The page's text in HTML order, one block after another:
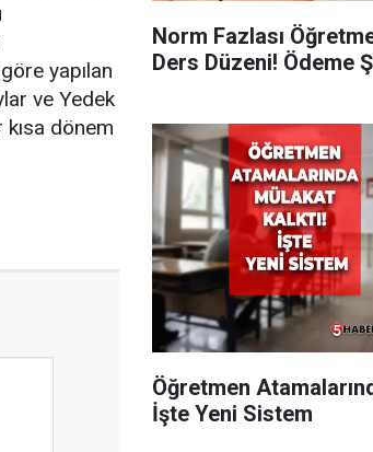
yapılan
ve Yedek
dönem
Norm Fazlası
Ders Düzeni! Ödeme
Öğretmen
İşte Yeni Sistem